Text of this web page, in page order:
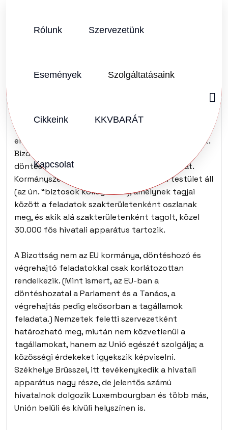
Rólunk Szervezetünk
Események Szolgáltatásaink
Cikkeink KKVBARÁT
Kapcsolat
SZERZŐ: KKVHÁZ SZERKESZTŐSÉG
Sorsunk: Európa VII.
A Bizottság elvégzi az integráció működésével
kapcsolatos “hétkönapi” tevékenységeket,
emellett döntés előkészítő, javaslattevő szervezet.
Bizonyos esetekben ellenőrző, képviseleti,
döntéshozó és végrehajtó feladatokat is ellát.
Kormányszerűen működik, élén politikai testület áll
(az ún. “biztosok kollégiuma”), amelynek tagjai
között a feladatok szakterületenként oszlanak
meg, és akik alá szakterületenként tagolt, közel
30.000 fős hivatali apparátus tartozik.
A Bizottság nem az EU kormánya, döntéshozó és
végrehajtó feladatokkal csak korlátozottan
rendelkezik. (Mint ismert, az EU-ban a
döntéshozatal a Parlament és a Tanács, a
végrehajtás pedig elsősorban a tagállamok
feladata.) Nemzetek feletti szervezetként
határozható meg, miután nem közvetlenül a
tagállamokat, hanem az Unió egészét szolgálja; a
közösségi érdekeket igyekszik képviselni.
Székhelye Brüsszel, itt tevékenykedik a hivatali
apparátus nagy része, de jelentős számú
hivatalnok dolgozik Luxembourgban és több más,
Unión belüli és kívüli helyszínen is.